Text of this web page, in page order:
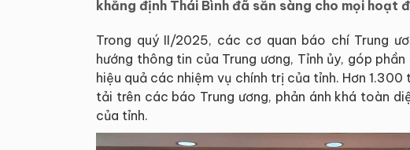
khẳng định Thái Bình đã sẵn sàng cho mọi hoạt
Trong quý II/2025, các cơ quan báo chí Trung
hướng thông tin của Trung ương, Tỉnh ủy, góp
hiệu quả các nhiệm vụ chính trị của tỉnh. Hơn
tải trên các báo Trung ương, phản ánh khá toàn
của tỉnh.